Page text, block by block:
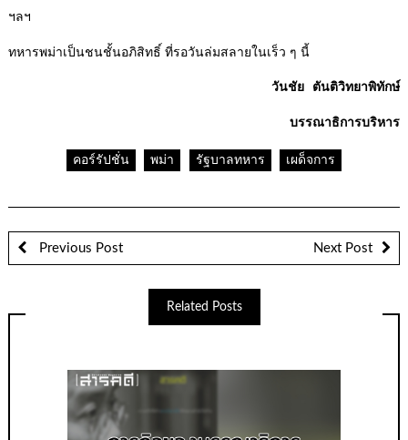
ฯลฯ
ทหารพม่าเป็นชนชั้นอภิสิทธิ์ ที่รอวันล่มสลายในเร็ว ๆ นี้
วันชัย ตันติวิทยาพิทักษ์
บรรณาธิการบริหาร
คอร์รัปชั่น พม่า รัฐบาลทหาร เผด็จการ
Previous Post Next Post
Related Posts